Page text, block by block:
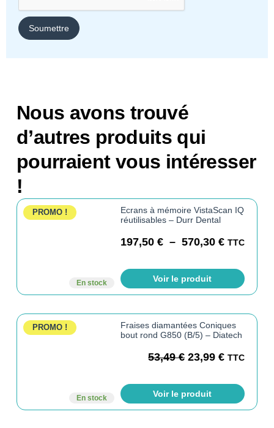
Nous avons trouvé
d’autres produits qui
pourraient vous intéresser
!
PROMO !
En stock
Ecrans à mémoire VistaScan IQ
réutilisables – Durr Dental
197,50€ – 570,30€ TTC
Voir le produit
PROMO !
En stock
Fraises diamantées Coniques
bout rond G850 (B/5) – Diatech
53,49€ 23,99€ TTC
Voir le produit